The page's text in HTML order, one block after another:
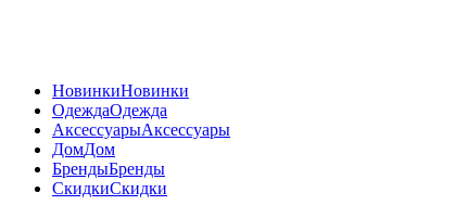
НовинкиНовинки
ОдеждаОдежда
АксессуарыАксессуары
ДомДом
БрендыБренды
СкидкиСкидки